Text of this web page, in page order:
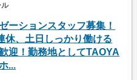
ーションスタッフ募集！
休、土日しっかり働ける
迎！勤務地としてTAOYA
...